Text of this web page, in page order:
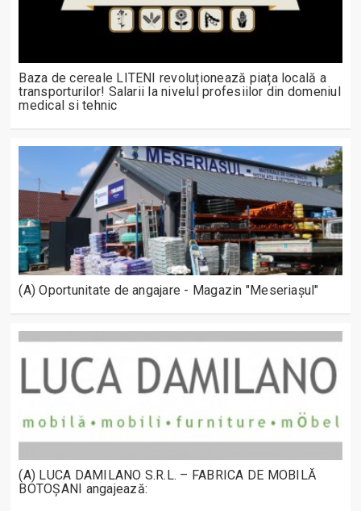
Baza de cereale LITENI revoluționează piața locală a
transporturilor! Salarii la nivelul profesiilor din domeniul
medical si tehnic
(A) Oportunitate de angajare - Magazin "Meseriașul"
(A) LUCA DAMILANO S.R.L. – FABRICA DE MOBILĂ
BOTOȘANI angajează: